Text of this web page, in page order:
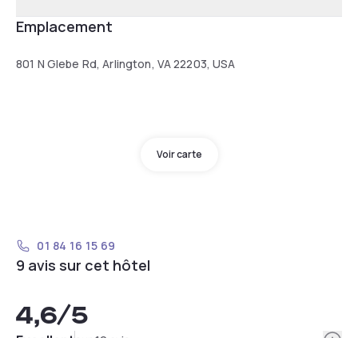
Emplacement
801 N Glebe Rd, Arlington, VA 22203, USA
Voir carte
01 84 16 15 69
9 avis sur cet hôtel
4,6/5